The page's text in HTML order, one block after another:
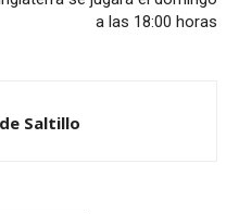
a las 18:00 horas
Saltillo